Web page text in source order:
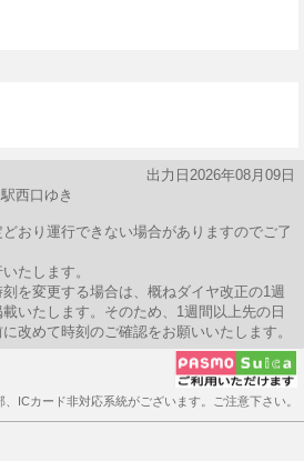
出力日2026年08月09日
西口ゆき
おり運行できない場合がありますのでご了
たします。
を変更する場合は、概ねダイヤ改正の1週
いたします。そのため、1週間以上先の日
改めて時刻のご確認をお願いいたします。
ICカード非対応系統がございます。ご注意下さい。